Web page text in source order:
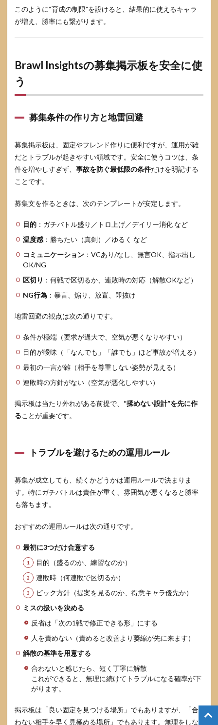
このように“育成の制限”を設けると、結果的に使えるキャラ
が増え、勝率にも繋がります。
Brawl Insightsの募集掲示板を安全に使
う
募集条件の作り方と地雷回避
募集掲示板は、固定やフレンド作りに便利ですが、運用が雑
だとトラブルが起きやすい領域です。安全に使うコツは、条
件を増やしすぎず、 事故を防ぐ最低限の条件だけを明記する
ことです。
募集文を作るときは、次のテンプレートが安定します。
目的 ：ガチバトル盛り／トロ上げ／デイリー消化 など
温度感 ：勝ちたい（真剣）／ゆるく など
コミュニケーション ：VCあり/なし、無言OK、指示出し
OK/NG
区切り ：何戦で区切るか、連敗時の対応（解散OKなど）
NG行為 ：暴言、煽り、放置、即抜け
地雷回避の観点は次の通りです。
条件が極端（要求が過大で、空気が悪くなりやすい）
目的が曖昧（「なんでも」「誰でも」ほど事故が増える）
最初の一言が雑（相手を尊重しない姿勢が見える）
連敗時の方針がない（空気が悪化しやすい）
掲示板は当たり外れがある前提で、 “揉めない設計”を先に作
ることが重要です。
トラブルを避けるための運用ルール
募集が成立しても、続くかどうかは運用ルールで決まりま
す。特にガチバトルは責任が重く、雰囲気が悪くなると勝率
も落ちます。
おすすめの運用ルールは次の通りです。
最初に3つだけ合意する
目的（盛るのか、練習なのか）
連敗時（何連敗で区切るか）
ピック方針（提案を見るのか、得意キャラ優先か）
ミスの扱いを決める
反省は「次の1戦で修正できる形」にする
人を責めない（責めると改善より萎縮が先に来ます）
解散の基準を用意する
合わないと感じたら、短く丁寧に解散
これができると、無理に続けてトラブルになる確率が下
がります。
掲示板は「良い固定を見つける場所」でもありますが、「合
わない相手を早く見極める場所」でもあります。無理をしな